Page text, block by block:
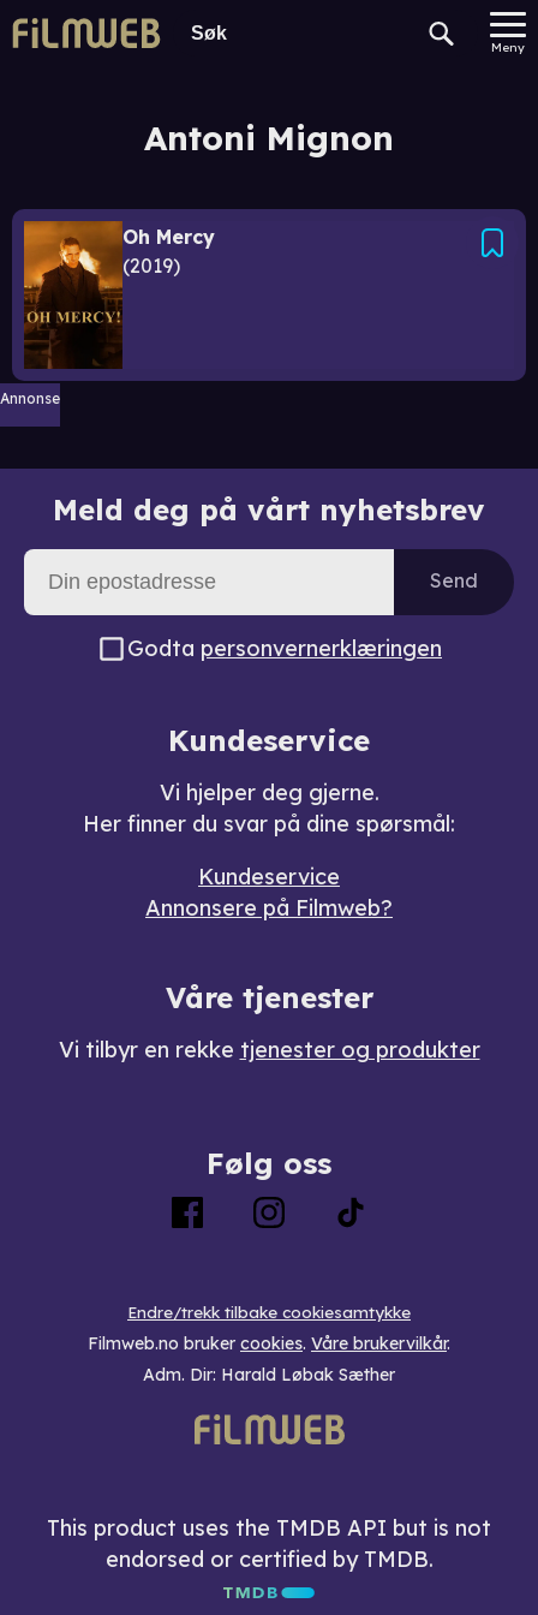
Meny
Antoni Mignon
Oh Mercy
2019
Annonse
Meld deg på vårt nyhetsbrev
Send
Godta personvernerklæringen
Kundeservice
Vi hjelper deg gjerne.
Her finner du svar på dine spørsmål:
Kundeservice
Annonsere på Filmweb?
Våre tjenester
Vi tilbyr en rekke tjenester og produkter
Følg oss
Endre/trekk tilbake cookiesamtykke
Filmweb.no bruker cookies. Våre brukervilkår.
Adm. Dir: Harald Løbak Sæther
This product uses the TMDB API but is not
endorsed or certified by TMDB.